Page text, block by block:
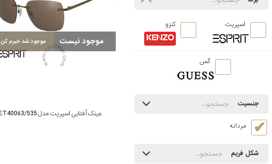
موجود نیست موجود شد خبرم کن
عینک آفتابی اسپریت مدل ET40063/535
اسپریت کنزو
گس
جنسیت
مردانه
شکل فریم